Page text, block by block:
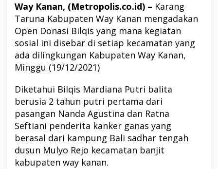
Way Kanan, (Metropolis.co.id) – Karang
Taruna Kabupaten Way Kanan mengadakan
Open Donasi Bilqis yang mana kegiatan
sosial ini disebar di setiap kecamatan yang
ada dilingkungan Kabupaten Way Kanan,
Minggu (19/12/2021)
Diketahui Bilqis Mardiana Putri balita
berusia 2 tahun putri pertama dari
pasangan Nanda Agustina dan Ratna
Seftiani penderita kanker ganas yang
berasal dari kampung Bali sadhar tengah
dusun Mulyo Rejo kecamatan banjit
kabupaten way kanan.